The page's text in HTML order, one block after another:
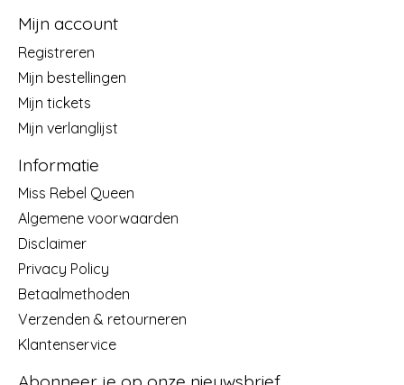
Mijn account
Registreren
Mijn bestellingen
Mijn tickets
Mijn verlanglijst
Informatie
Miss Rebel Queen
Algemene voorwaarden
Disclaimer
Privacy Policy
Betaalmethoden
Verzenden & retourneren
Klantenservice